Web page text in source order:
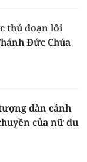
thủ đoạn lôi
Đức Chúa
dàn cảnh
của nữ du